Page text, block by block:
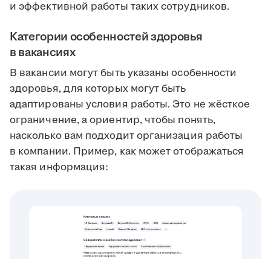
и эффективной работы таких сотрудников.
Категории особенностей здоровья
в вакансиях
В вакансии могут быть указаны особенности
здоровья, для которых могут быть
адаптированы условия работы. Это не жёсткое
ограничение, а ориентир, чтобы понять,
насколько вам подходит организация работы
в компании. Пример, как может отображаться
такая информация: